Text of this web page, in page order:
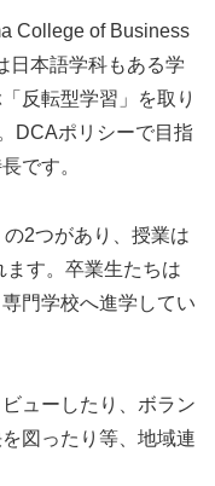
College of Business
日本語学科もある学
反転型学習」を取り
DCAポリシーで目指
です。
2つがあり、授業は
す。卒業生たちは
門学校へ進学してい
ューしたり、ボラン
図ったり等、地域連